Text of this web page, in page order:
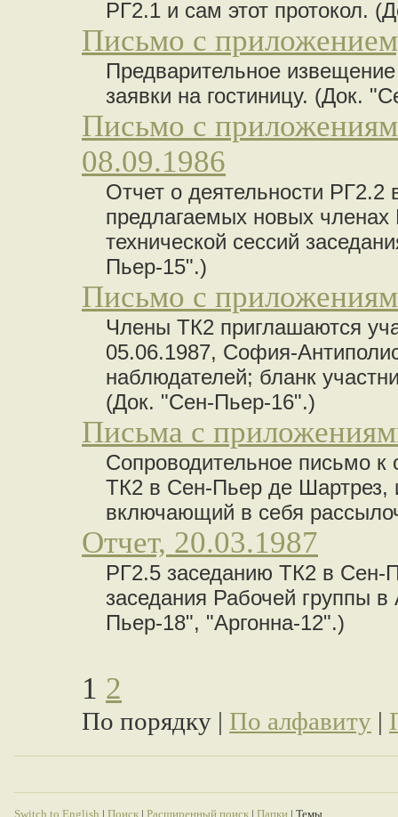
РГ2.1 и сам этот протокол.
Письмо с
Предварительное
заявки на гостиницу. (Док.
Письмо с
08.09.1986
Отчет о деятельности РГ2.2
предлагаемых новых
технической сессий
Пьер-15".)
Письмо с
Члены ТК2 приглашаются
05.06.1987, София-
наблюдателей; бланк
(Док. "Сен-Пьер-16".)
Письма с
Сопроводительное письмо к
ТК2 в Сен-Пьер де Шартрез,
включающий в себя
Отчет, 20.03.1987
РГ2.5 заседанию ТК2 в Сен-
заседания Рабочей группы
Пьер-18", "Аргонна-12".)
1 2
По порядку | По алфавиту |
Switch to English | Поиск | Расширенный поиск | Папки | Темы